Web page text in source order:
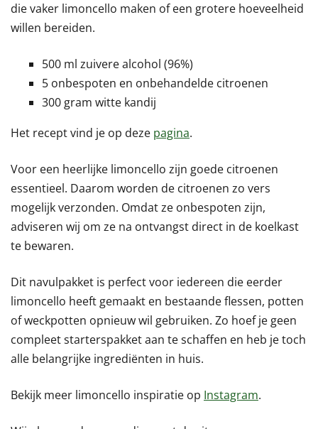
die vaker limoncello maken of een grotere hoeveelheid
willen bereiden.
500 ml zuivere alcohol (96%)
5 onbespoten en onbehandelde citroenen
300 gram witte kandij
Het recept vind je op deze pagina.
Voor een heerlijke limoncello zijn goede citroenen
essentieel. Daarom worden de citroenen zo vers
mogelijk verzonden. Omdat ze onbespoten zijn,
adviseren wij om ze na ontvangst direct in de koelkast
te bewaren.
Dit navulpakket is perfect voor iedereen die eerder
limoncello heeft gemaakt en bestaande flessen, potten
of weckpotten opnieuw wil gebruiken. Zo hoef je geen
compleet starterspakket aan te schaffen en heb je toch
alle belangrijke ingrediënten in huis.
Bekijk meer limoncello inspiratie op Instagram.